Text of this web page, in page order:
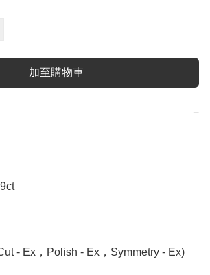
加至購物車
−
- Ex，Polish - Ex，Symmetry - Ex)